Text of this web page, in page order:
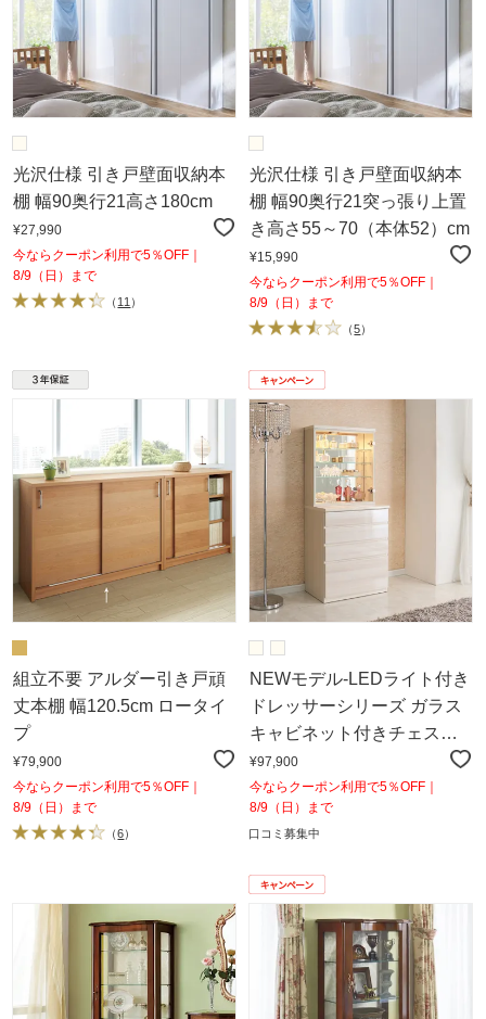
光沢仕様 引き戸壁面収納本
棚 幅90奥行21高さ180cm
¥27,990
今ならクーポン利用で5％OFF｜
8/9（日）まで
（ 11 ）
光沢仕様 引き戸壁面収納本
棚 幅90奥行21突っ張り上置
き高さ55～70（本体52）cm
¥15,990
今ならクーポン利用で5％OFF｜
8/9（日）まで
（5）
組立不要 アルダー引き戸頑
丈本棚 幅120.5cm ロータイ
プ
¥79,900
今ならクーポン利用で5％OFF｜
8/9（日）まで
（6）
NEWモデル‐LEDライト付き
ドレッサーシリーズ ガラス
キャビネット付きチェスト
幅60cm
¥97,900
今ならクーポン利用で5％OFF｜
8/9（日）まで
口コミ募集中